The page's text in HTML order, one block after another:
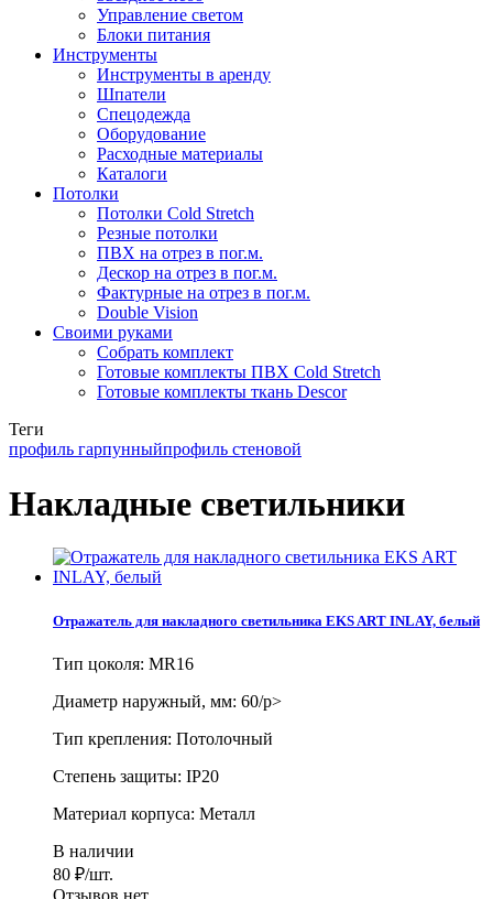
Управление светом
Блоки питания
Инструменты
Инструменты в аренду
Шпатели
Спецодежда
Оборудование
Расходные материалы
Каталоги
Потолки
Потолки Cold Stretch
Резные потолки
ПВХ на отрез в пог.м.
Дескор на отрез в пог.м.
Фактурные на отрез в пог.м.
Double Vision
Своими руками
Собрать комплект
Готовые комплекты ПВХ Cold Stretch
Готовые комплекты ткань Descor
Теги
профиль гарпунныйпрофиль стеновой
Накладные светильники
Отражатель для накладного светильника EKS ART INLAY, белый
Тип цоколя: MR16
Диаметр наружный, мм: 60/p>
Тип крепления: Потолочный
Степень защиты: IP20
Материал корпуса: Металл
В наличии
80 ₽/шт.
Отзывов нет